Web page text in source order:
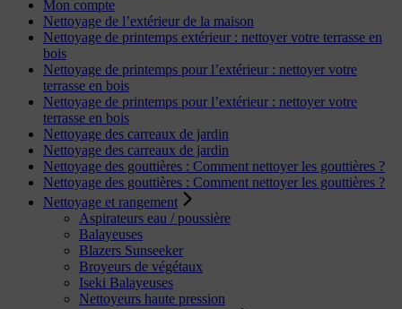
Mon compte
Nettoyage de l’extérieur de la maison
Nettoyage de printemps extérieur : nettoyer votre terrasse en
bois
Nettoyage de printemps pour l’extérieur : nettoyer votre
terrasse en bois
Nettoyage de printemps pour l’extérieur : nettoyer votre
terrasse en bois
Nettoyage des carreaux de jardin
Nettoyage des carreaux de jardin
Nettoyage des gouttières : Comment nettoyer les gouttières ?
Nettoyage des gouttières : Comment nettoyer les gouttières ?
Nettoyage et rangement
Aspirateurs eau / poussière
Balayeuses
Blazers Sunseeker
Broyeurs de végétaux
Iseki Balayeuses
Nettoyeurs haute pression